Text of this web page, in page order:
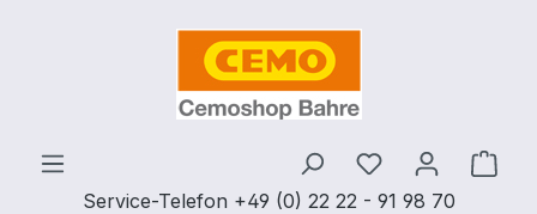
Zum Hauptinhalt springen
Service-Telefon +49 (0) 22 22 - 91 98 70
Du hast 0